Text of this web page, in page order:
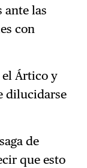
ante las
con
el Ártico y
dilucidarse
de
que esto